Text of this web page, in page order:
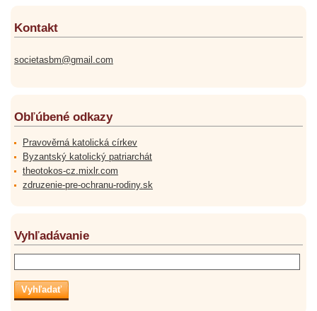
Kontakt
societasbm@gmail.com
Obľúbené odkazy
Pravověrná katolická církev
Byzantský katolický patriarchát
theotokos-cz.mixlr.com
zdruzenie-pre-ochranu-rodiny.sk
Vyhľadávanie